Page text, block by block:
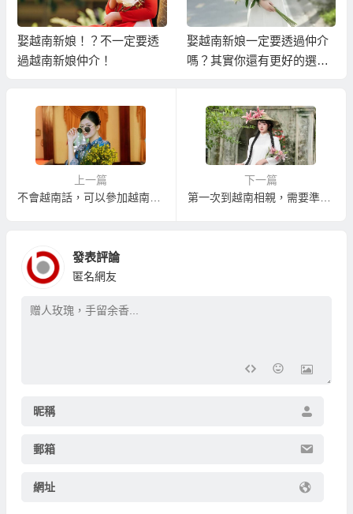
娶越南新娘！？不一定要透
過越南新娘仲介！
娶越南新娘一定要透過仲介
嗎？其實你還有更好的選
上一篇
不會越南話，可以參加越南相親自由行嗎？
下一篇
第一次到越南相親，需要準備什麼？
發表評論
匿名網友
昵稱
郵箱
網址